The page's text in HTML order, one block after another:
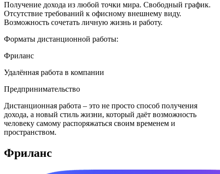
Получение дохода из любой точки мира. Свободный график.
Отсутствие требований к офисному внешнему виду.
Возможность сочетать личную жизнь и работу.
Форматы дистанционной работы:
Фриланс
Удалённая работа в компании
Предпринимательство
Дистанционная работа – это не просто способ получения
дохода, а новый стиль жизни, который даёт возможность
человеку самому распоряжаться своим временем и
пространством.
Фриланс